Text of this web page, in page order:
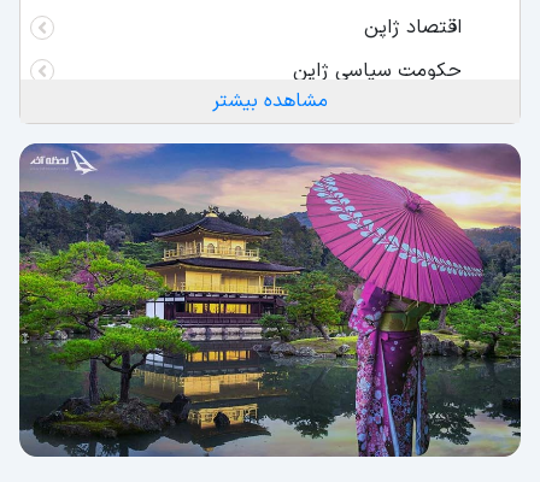
اقتصاد ژاپن
حکومت سیاسی ژاپن
در سفر به ژاپن از کجاها دیدن کنیم؟
یادبود صلح هیروشیما Hiroshima Peace
Memoria
کوه فوجی Mount Fuji
معبد غرفه طلایی Golden Pavilion
برج توکیو okyo Tower
امکانات کشور ژاپن
مشاهده بیشتر